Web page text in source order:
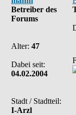
Betreiber des
Forums
Alter: 47
Dabei seit:
04.02.2004
Stadt / Stadtteil:
I-Arzl